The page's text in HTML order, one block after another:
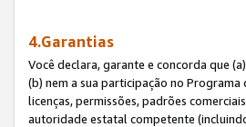
4.Garantias
Você declara, garante e concorda que
(b) nem a sua participação no
licenças, permissões, padrões
autoridade estatal competente